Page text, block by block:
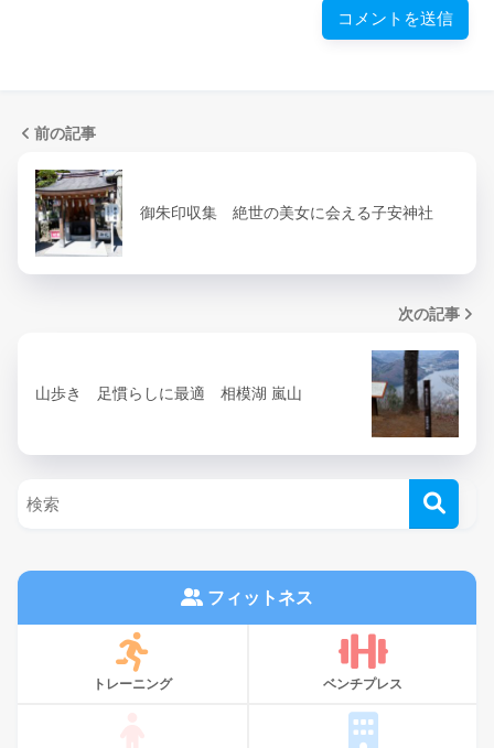
前の記事
御朱印収集 絶世の美女に会える子安神社
次の記事
山歩き 足慣らしに最適 相模湖 嵐山
フィットネス
トレーニング ベンチプレス